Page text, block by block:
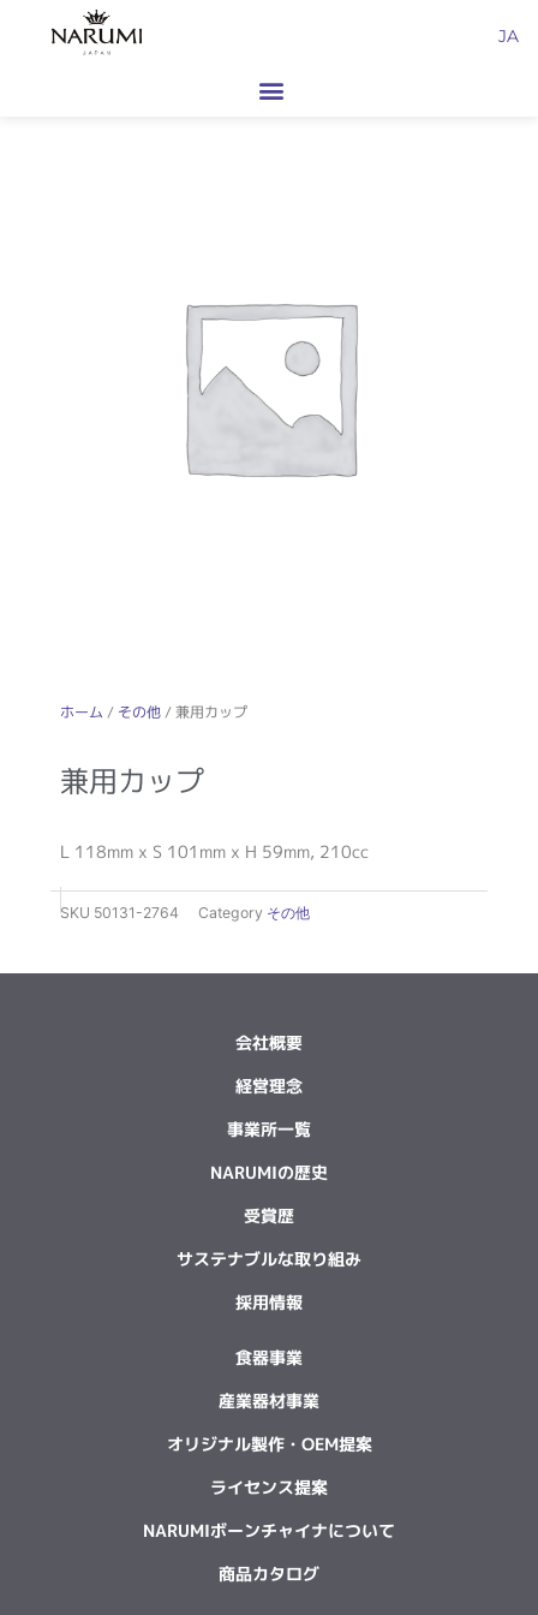
JA
ホーム / その他/ 兼用カップ
兼用カップ
L 118mm x S 101mm x H 59mm, 210cc
SKU 50131-2764 Category その他
会社概要
経営理念
事業所一覧
NARUMIの歴史
受賞歴
サステナブルな取り組み
採用情報
食器事業
産業器材事業
オリジナル製作・OEM提案
ライセンス提案
NARUMIボーンチャイナについて
商品カタログ